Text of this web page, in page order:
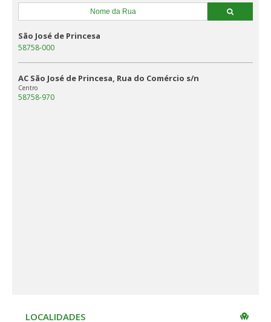
São José de Princesa
58758-000
AC São José de Princesa, Rua do Comércio s/n
Centro
58758-970
LOCALIDADES